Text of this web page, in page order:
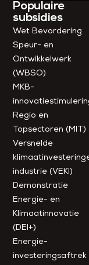
Populaire
subsidies
Wet Bevordering
Speur- en
Ontwikkelwerk
(WBSO)
MKB-
Regio en
Topsectoren (MIT)
Versnelde
industrie (VEKI)
Demonstratie
Energie- en
Klimaatinnovatie
(DEI+)
Energie-
investeringsaftrek